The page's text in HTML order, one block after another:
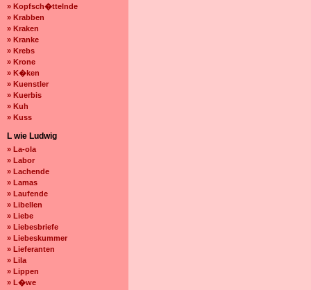
» Kopfsch�ttelnde
» Krabben
» Kraken
» Kranke
» Krebs
» Krone
» K�ken
» Kuenstler
» Kuerbis
» Kuh
» Kuss
L wie Ludwig
» La-ola
» Labor
» Lachende
» Lamas
» Laufende
» Libellen
» Liebe
» Liebesbriefe
» Liebeskummer
» Lieferanten
» Lila
» Lippen
» L�we